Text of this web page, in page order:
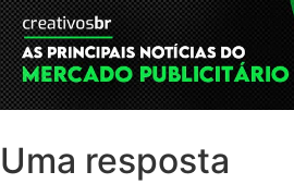
Uma resposta